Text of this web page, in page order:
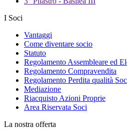
I Soci
Vantaggi
Come diventare socio
Statuto
Regolamento Assembleare ed
Regolamento Compravendita
Regolamento Perdita qualità
Mediazione
Riacquisto Azioni Proprie
Area Riservata Soci
La nostra offerta